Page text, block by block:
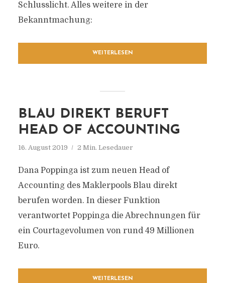
Schlusslicht. Alles weitere in der
Bekanntmachung:
WEITERLESEN
BLAU DIREKT BERUFT
HEAD OF ACCOUNTING
16. August 2019 2 Min. Lesedauer
Dana Poppinga ist zum neuen Head of
Accounting des Maklerpools Blau direkt
berufen worden. In dieser Funktion
verantwortet Poppinga die Abrechnungen für
ein Courtagevolumen von rund 49 Millionen
Euro.
WEITERLESEN